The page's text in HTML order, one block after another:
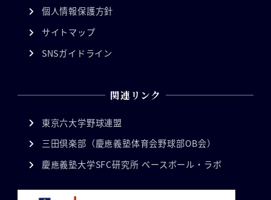
個人情報保護方針
サイトマップ
SNSガイドライン
関連リンク
東京六大学野球連盟
三田倶楽部（慶應義塾体育会野球部OB会）
慶應義塾大学SFC研究所 ベースボール・ラボ